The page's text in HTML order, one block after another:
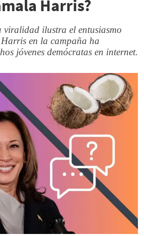
Harris?
viralidad ilustra el entusiasmo
en la campaña ha
jóvenes demócratas en internet.